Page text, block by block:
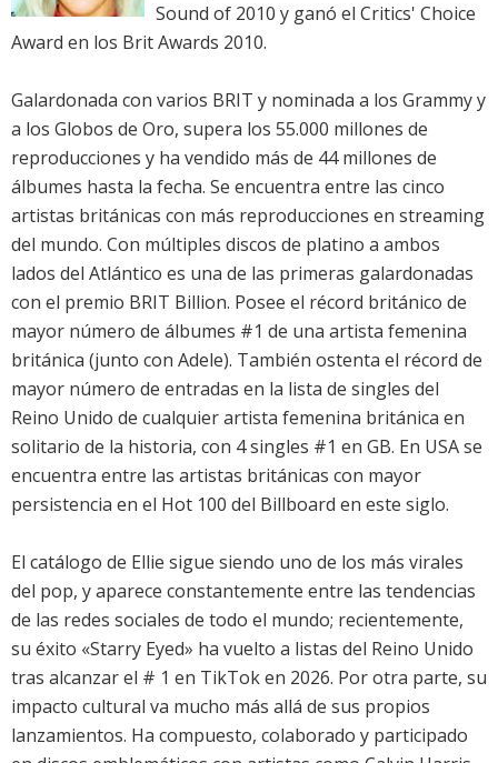
Sound of 2010 y ganó el Critics' Choice
Award en los Brit Awards 2010.
Galardonada con varios BRIT y nominada a los Grammy y
a los Globos de Oro, supera los 55.000 millones de
reproducciones y ha vendido más de 44 millones de
álbumes hasta la fecha. Se encuentra entre las cinco
artistas británicas con más reproducciones en streaming
del mundo. Con múltiples discos de platino a ambos
lados del Atlántico es una de las primeras galardonadas
con el premio BRIT Billion. Posee el récord británico de
mayor número de álbumes #1 de una artista femenina
británica (junto con Adele). También ostenta el récord de
mayor número de entradas en la lista de singles del
Reino Unido de cualquier artista femenina británica en
solitario de la historia, con 4 singles #1 en GB. En USA se
encuentra entre las artistas británicas con mayor
persistencia en el Hot 100 del Billboard en este siglo.
El catálogo de Ellie sigue siendo uno de los más virales
del pop, y aparece constantemente entre las tendencias
de las redes sociales de todo el mundo; recientemente,
su éxito «Starry Eyed» ha vuelto a listas del Reino Unido
tras alcanzar el # 1 en TikTok en 2026. Por otra parte, su
impacto cultural va mucho más allá de sus propios
lanzamientos. Ha compuesto, colaborado y participado